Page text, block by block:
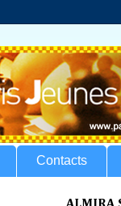
Contacts